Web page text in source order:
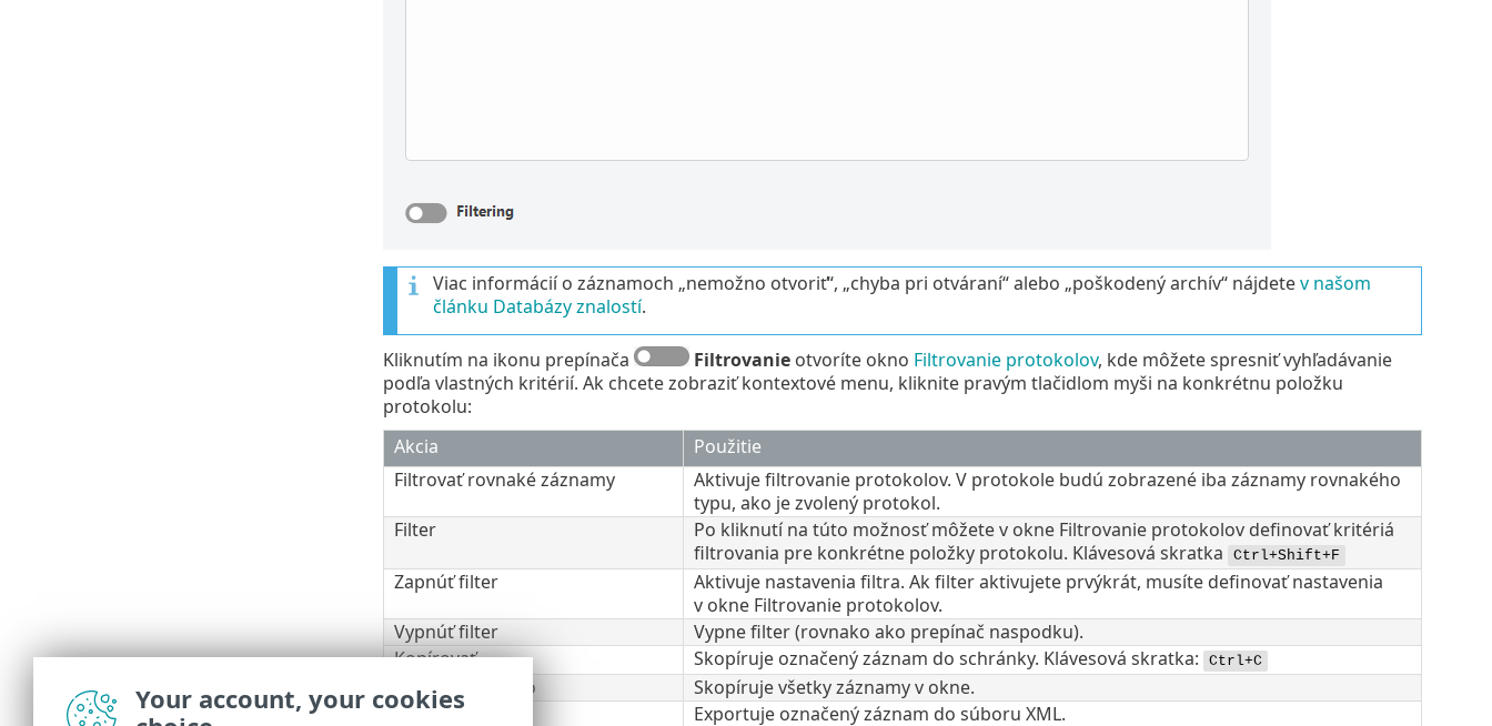
Viac informácií o záznamoch „nemožno otvoriť“, „chyba pri otváraní“ alebo „poškodený archív“ nájdetev našom
článku Databázy znalostí.
Kliknutím na ikonu prepínača Filtrovanieotvoríte okno Filtrovanie protokolov, kde môžete spresniť vyhľadávanie
podľa vlastných kritérií. Ak chcete zobraziť kontextové menu, kliknite pravým tlačidlom myši na konkrétnu položku
protokolu:
Akcia
Použitie
Filtrovať rovnaké záznamy
Aktivuje filtrovanie protokolov. V protokole budú zobrazené iba záznamy rovnakého
typu, ako je zvolený protokol.
Filter
Po kliknutí na túto možnosť môžete v okne Filtrovanie protokolov definovať kritériá
filtrovania pre konkrétne položky protokolu. Klávesová skratka
Ctrl+Shift+F
Zapnúť filter
Aktivuje nastavenia filtra. Ak filter aktivujete prvýkrát, musíte definovať nastavenia
v okne Filtrovanie protokolov.
Vypnúť filter
Vypne filter (rovnako ako prepínač naspodku).
Kopírovať
Skopíruje označený záznam do schránky. Klávesová skratka: Ctrl+C
Kopírovať všetko
Skopíruje všetky záznamy v okne.
Exportovať
Exportuje označený záznam do súboru XML.
Your account, your cookies